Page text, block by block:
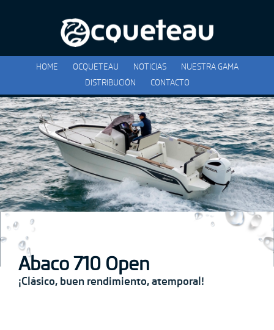
HOME OCQUETEAU NOTICIAS
NUESTRA GAMA
DISTRIBUCIÓN
CONTACTO
Abaco 710 Open
¡Clásico, buen rendimiento, atemporal!